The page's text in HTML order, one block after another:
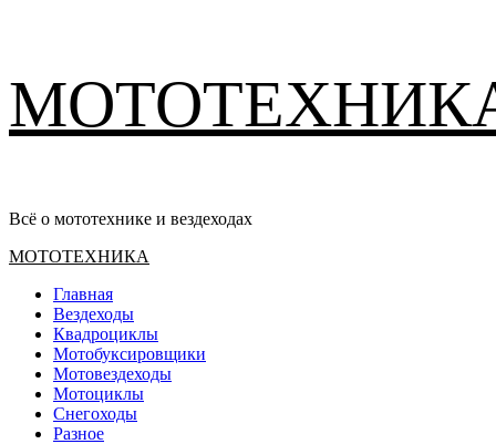
содержимому
Всё о мототехнике и вездеходах
Основное
МОТОТЕХНИКА
Главная
Вездеходы
Квадроциклы
Мотобуксировщики
Мотовездеходы
Мотоциклы
Снегоходы
Разное